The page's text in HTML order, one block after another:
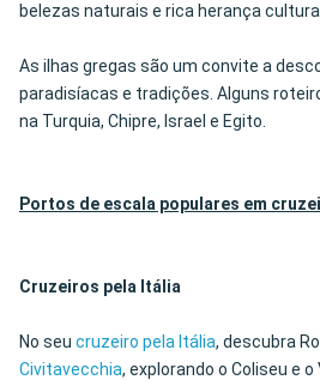
belezas naturais e rica herança
As ilhas gregas são um convite a
paradisíacas e tradições. Alguns
na Turquia, Chipre, Israel e Egito.
Portos de escala populares em
Cruzeiros pela Itália
No seu cruzeiro pela Itália, descubra
Civitavecchia, explorando o Coliseu e